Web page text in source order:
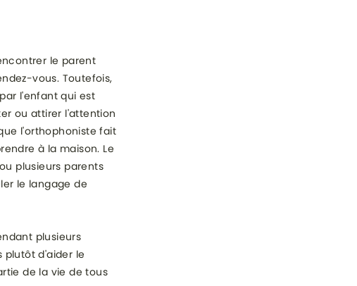
le parent
vous. Toutefois,
l'enfant qui est
ou attirer l'attention
l'orthophoniste fait
à la maison. Le
plusieurs parents
le langage de
plusieurs
plutôt d'aider le
de la vie de tous